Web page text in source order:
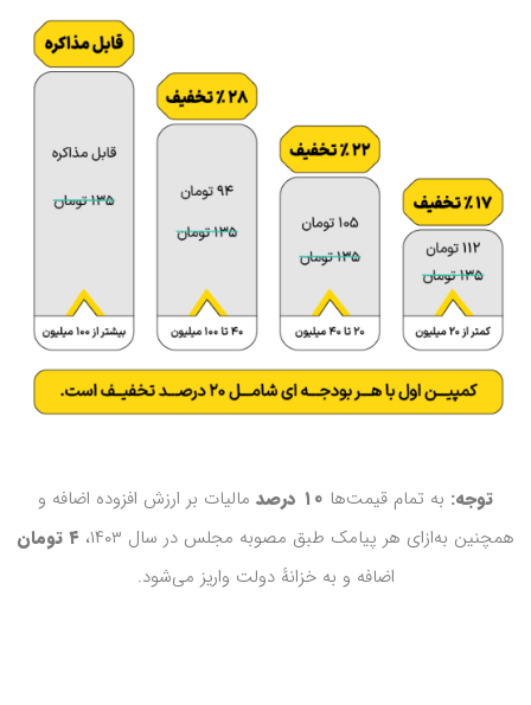
توجه: به تمام قیمت‌ها ۱۰ درصد
مالیات بر ارزش افزوده اضافه و
همچنین به‌ازای هر پیامک طبق مصوبه مجلس در سال ۱۴۰۳،
اضافه و به خزانهٔ دولت واریز می‌شود.